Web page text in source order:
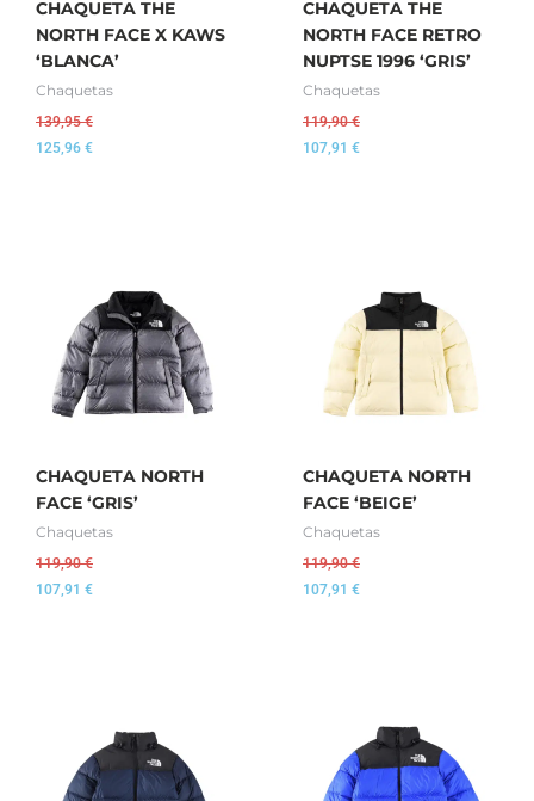
CHAQUETA THE
NORTH FACE X KAWS
‘BLANCA’
Chaquetas
139,95€
125,96 €
CHAQUETA THE
NORTH FACE RETRO
NUPTSE 1996 ‘GRIS’
Chaquetas
119,90€
107,91 €
CHAQUETA NORTH
FACE ‘GRIS’
Chaquetas
119,90€
107,91 €
CHAQUETA NORTH
FACE ‘BEIGE’
Chaquetas
119,90€
107,91 €